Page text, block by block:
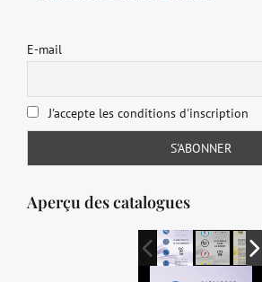
E-mail
J'accepte les conditions d'inscription
Aperçu des catalogues